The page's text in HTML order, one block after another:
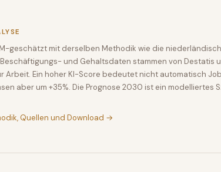
geschätzt mit derselben Methodik wie die
und Gehaltsdaten stammen von Destatis
Arbeit. Ein hoher KI-Score bedeutet nicht automatisch
aber um +35%. Die Prognose 2030 ist ein modelliertes
Quellen und Download →